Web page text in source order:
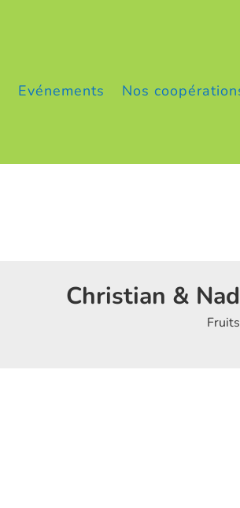
Evénements Nos
Christian &